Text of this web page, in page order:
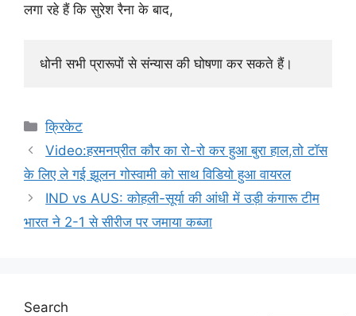
लगा रहे हैं कि सुरेश रैना के बाद,
धोनी सभी प्रारूपों से संन्यास की घोषणा कर सकते हैं।
Categories
क्रिकेट
Video:हरमनप्रीत कौर का रो-रो कर हुआ बुरा हाल,तो टॉस
के लिए ले गई झूलन गोस्वामी को साथ विडियो हुआ वायरल
IND vs AUS: कोहली-सूर्या की आंधी में उड़ी कंगारू टीम
भारत ने 2-1 से सीरीज पर जमाया कब्जा
Search